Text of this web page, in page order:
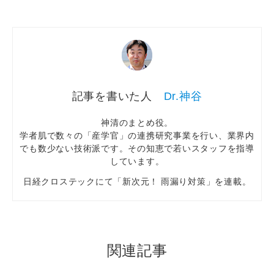
Dr.神谷
神清のまとめ役。
学者肌で数々の「産学官」の連携研究事業を行い、業界内
でも数少ない技術派です。その知恵で若いスタッフを指導
しています。
日経クロステックにて「新次元！ 雨漏り対策」を連載。
関連記事